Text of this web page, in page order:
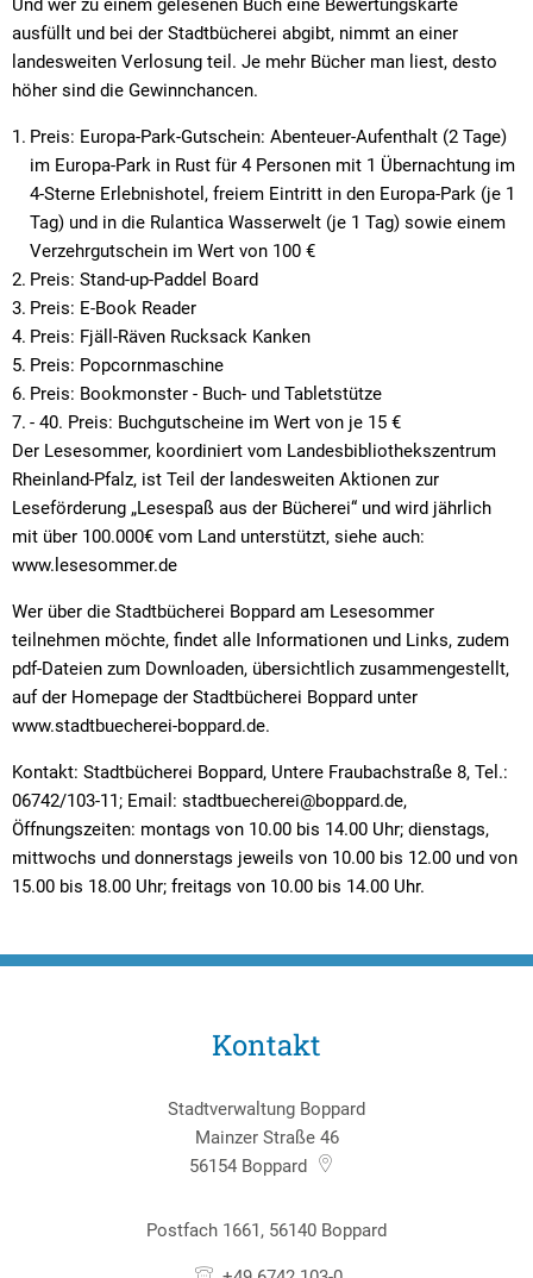
ausfüllt und bei der Stadtbücherei abgibt, nimmt an einer
landesweiten Verlosung teil. Je mehr Bücher man liest, desto
höher sind die Gewinnchancen.
Preis: Europa-Park-Gutschein: Abenteuer-Aufenthalt (2 Tage)
im Europa-Park in Rust für 4 Personen mit 1 Übernachtung im
4-Sterne Erlebnishotel, freiem Eintritt in den Europa-Park (je 1
Tag) und in die Rulantica Wasserwelt (je 1 Tag) sowie einem
Verzehrgutschein im Wert von 100 €
Preis: Stand-up-Paddel Board
Preis: E-Book Reader
Preis: Fjäll-Räven Rucksack Kanken
Preis: Popcornmaschine
Preis: Bookmonster - Buch- und Tabletstütze
- 40. Preis: Buchgutscheine im Wert von je 15 €
Der Lesesommer, koordiniert vom Landesbibliothekszentrum
Rheinland-Pfalz, ist Teil der landesweiten Aktionen zur
Leseförderung „Lesespaß aus der Bücherei“ und wird jährlich
mit über 100.000€ vom Land unterstützt, siehe auch:
www.lesesommer.de
Wer über die Stadtbücherei Boppard am Lesesommer
teilnehmen möchte, findet alle Informationen und Links, zudem
pdf-Dateien zum Downloaden, übersichtlich zusammengestellt,
auf der Homepage der Stadtbücherei Boppard unter
www.stadtbuecherei-boppard.de.
Kontakt: Stadtbücherei Boppard, Untere Fraubachstraße 8, Tel.:
06742/103-11; Email: stadtbuecherei@boppard.de,
Öffnungszeiten: montags von 10.00 bis 14.00 Uhr; dienstags,
mittwochs und donnerstags jeweils von 10.00 bis 12.00 und von
15.00 bis 18.00 Uhr; freitags von 10.00 bis 14.00 Uhr.
Kontakt
Stadtverwaltung Boppard
Mainzer Straße 46
56154 Boppard
Postfach 1661, 56140 Boppard